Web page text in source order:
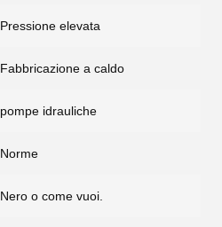
Pressione elevata
Fabbricazione a caldo
pompe idrauliche
Norme
Nero o come vuoi.